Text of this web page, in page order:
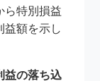
ら特別損益
益額を示し
益の落ち込